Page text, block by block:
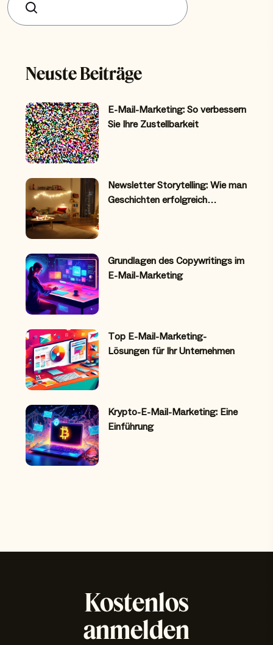
Suchen
Neuste Beiträge
E-Mail-Marketing: So verbessern
Sie Ihre Zustellbarkeit
Newsletter Storytelling: Wie man
Geschichten erfolgreich…
Grundlagen des Copywritings im
E-Mail-Marketing
Top E-Mail-Marketing-
Lösungen für Ihr Unternehmen
Krypto-E-Mail-Marketing: Eine
Einführung
Kostenlos
anmelden